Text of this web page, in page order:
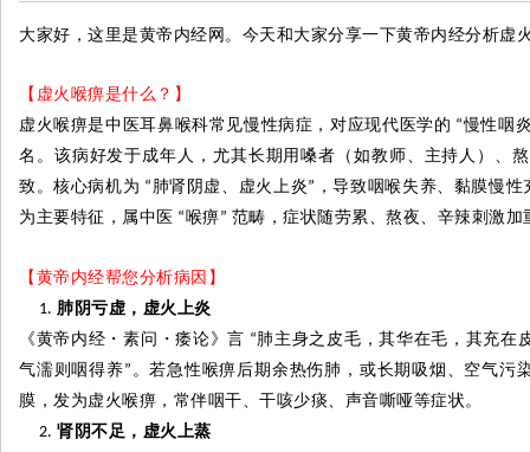
大家好，这里是黄帝内经网。今天和大家分享一下黄帝内经分析虚
【虚火喉痹是什么？】
虚火喉痹是中医耳鼻喉科常见慢性病症，对应现代医学的 “慢性咽
名。该病好发于成年人，尤其长期用嗓者（如教师、主持人）、
致。核心病机为 “ 肺肾阴虚、虚火上炎” ，导致咽喉失养、黏膜慢
为主要特征，属中医 “喉痹” 范畴，症状随劳累、熬夜、辛辣刺激
【黄帝内经帮您分析病因】
肺阴亏虚，虚火上炎
《黄帝内经 ・素问 ・痿论》言 “肺主身之皮毛，其华在毛，其充在
气濡则咽得养” 。若急性喉痹后期余热伤肺，或长期吸烟、空气污
膜，发为虚火喉痹，常伴咽干、干咳少痰、声音嘶哑等症状。
肾阴不足，虚火上蒸